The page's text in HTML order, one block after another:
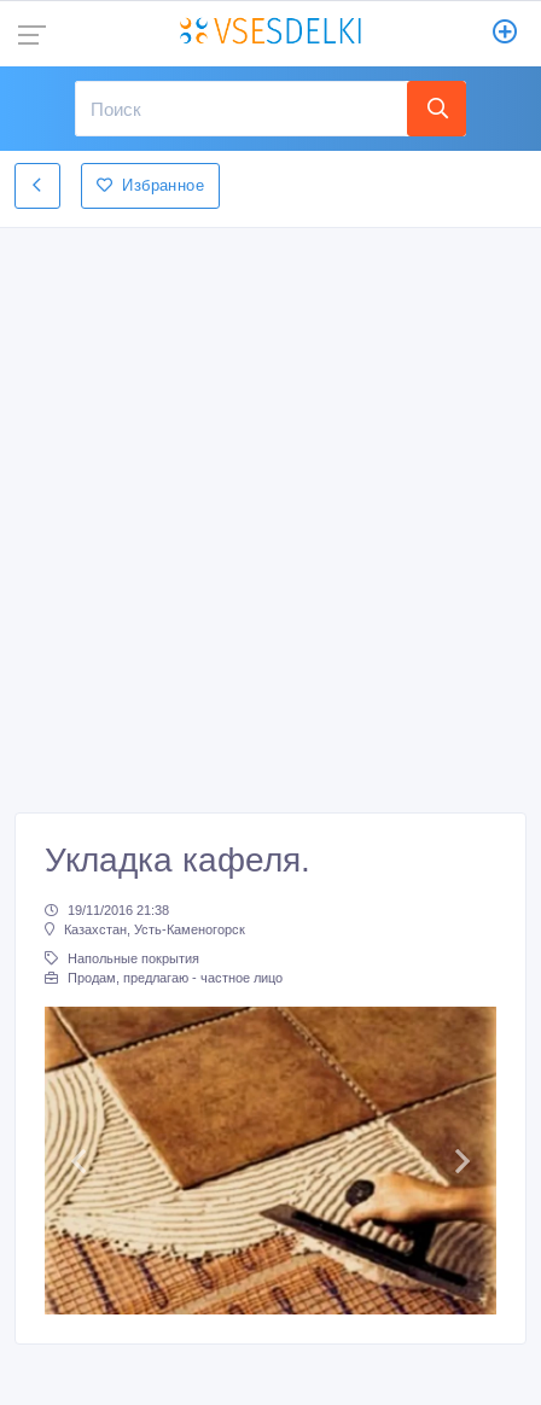
Избранное
Укладка кафеля.
19/11/2016 21:38
Казахстан, Усть-Каменогорск
Напольные покрытия
Продам, предлагаю - частное лицо